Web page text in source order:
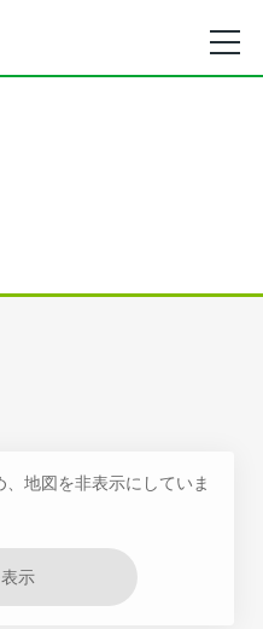
地図を非表示にしていま
示